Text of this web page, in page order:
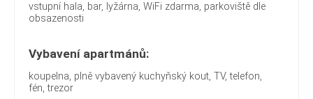
vstupní hala, bar, lyžárna, WiFi zdarma, parkoviště dle
obsazenosti
Vybavení apartmánů:
koupelna, plně vybavený kuchyňský kout, TV, telefon,
fén, trezor